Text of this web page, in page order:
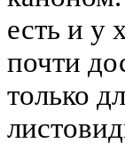
есть и у
почти
только